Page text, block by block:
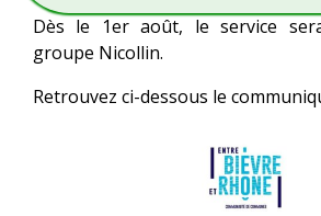
Dès le 1er août, le service
groupe Nicollin.
Retrouvez ci-dessous le